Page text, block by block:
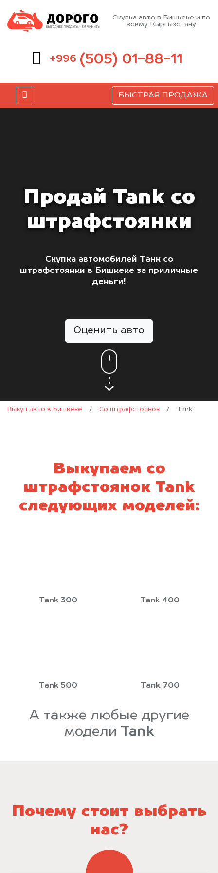
Скупка авто в Бишкеке и по
всему Кыргызстану
+996 (505) 01-88-11
БЫСТРАЯ ПРОДАЖА
Продай Tank со
штрафстоянки
Скупка автомобилей Танк со
штрафстоянки в Бишкеке за приличные
деньги!
Оценить авто
Выкуп авто в Бишкеке / Со штрафстоянок / Tank
Выкупаем со
штрафстоянок Tank
следующих моделей:
Tank 300 Tank 400
Tank 500 Tank 700
А также любые другие
модели Tank
Почему стоит выбрать
нас?